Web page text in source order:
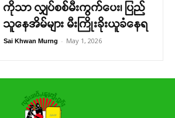
ကိုသာ လျှပ်စစ်မီးကွက်ပေး၊ ပြည်
သူနေအိမ်များ မီးကြိုးခိုးယူခံနေရ
Sai Khwan Murng - May 1, 2026